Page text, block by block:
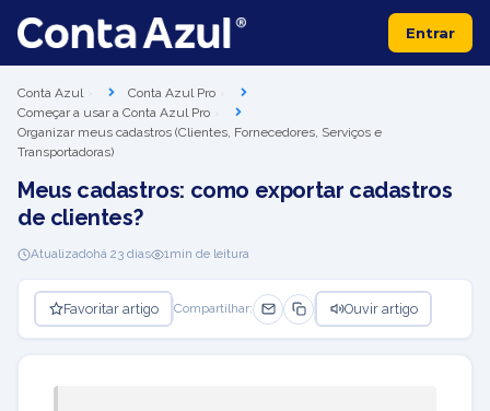
Entrar
Conta Azul
Conta Azul Pro
Começar a usar a Conta Azul Pro
Organizar meus cadastros (Clientes, Fornecedores, Serviços e
Transportadoras)
Meus cadastros: como exportar cadastros
de clientes?
Atualizadohá 23 dias 1min de leitura
Favoritar artigo Compartilhar: Ouvir artigo